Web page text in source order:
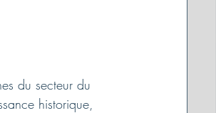
du secteur du
historique,